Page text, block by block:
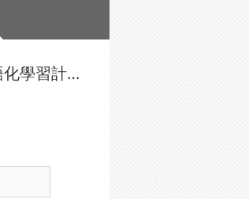
大專校院學生雙語化學習計畫